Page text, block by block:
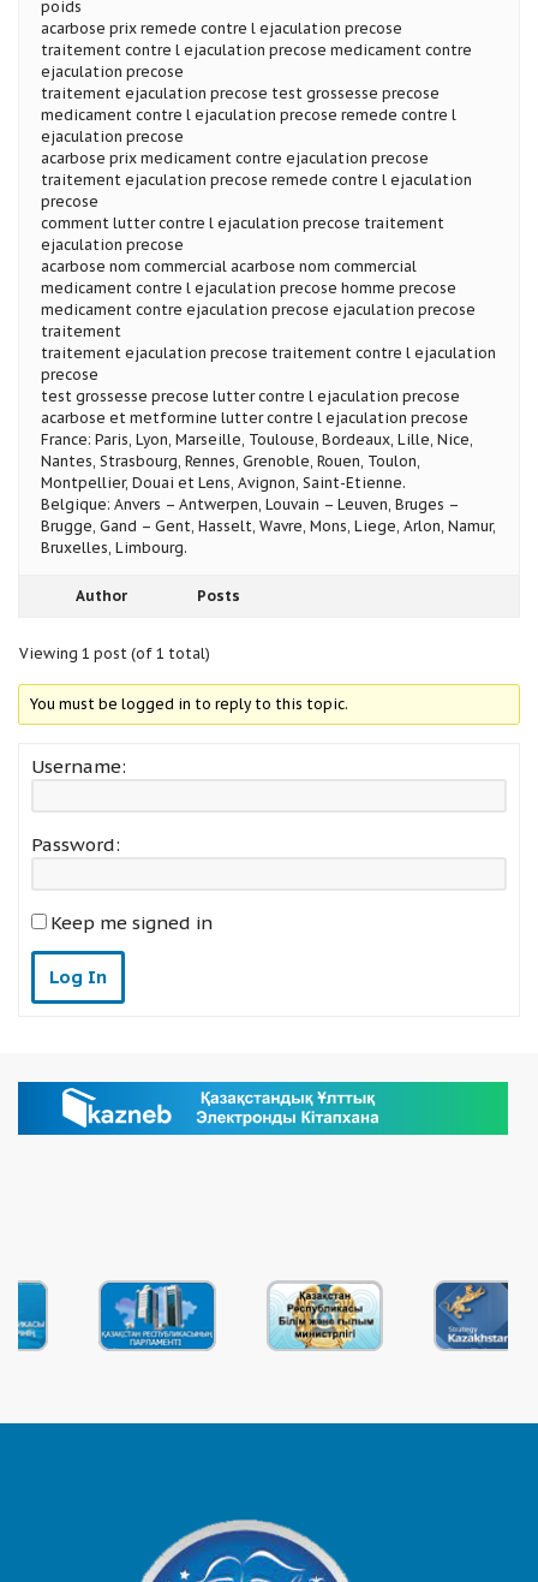
poids
acarbose prix remede contre l ejaculation precose
traitement contre l ejaculation precose medicament contre
ejaculation precose
traitement ejaculation precose test grossesse precose
medicament contre l ejaculation precose remede contre l
ejaculation precose
acarbose prix medicament contre ejaculation precose
traitement ejaculation precose remede contre l ejaculation
precose
comment lutter contre l ejaculation precose traitement
ejaculation precose
acarbose nom commercial acarbose nom commercial
medicament contre l ejaculation precose homme precose
medicament contre ejaculation precose ejaculation precose
traitement
traitement ejaculation precose traitement contre l ejaculation
precose
test grossesse precose lutter contre l ejaculation precose
acarbose et metformine lutter contre l ejaculation precose
France: Paris, Lyon, Marseille, Toulouse, Bordeaux, Lille, Nice,
Nantes, Strasbourg, Rennes, Grenoble, Rouen, Toulon,
Montpellier, Douai et Lens, Avignon, Saint-Etienne.
Belgique: Anvers – Antwerpen, Louvain – Leuven, Bruges –
Brugge, Gand – Gent, Hasselt, Wavre, Mons, Liege, Arlon, Namur,
Bruxelles, Limbourg.
Author Posts
Viewing 1 post (of 1 total)
You must be logged in to reply to this topic.
Username:
Password:
Keep me signed in
Log In